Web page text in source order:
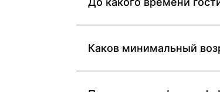
Каков минимальный